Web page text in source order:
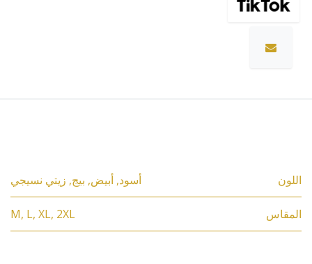
اللون أسود, أبيض, بيج, زيتي نسيجي
المقاس M, L, XL, 2XL